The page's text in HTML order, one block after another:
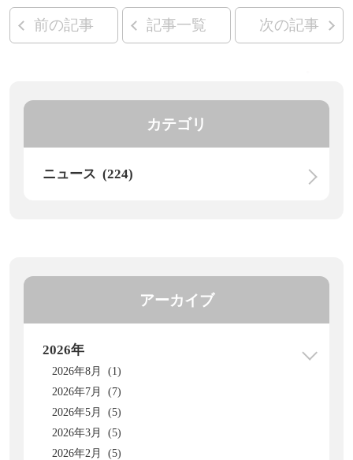
前の記事 記事一覧 次の記事
カテゴリ
ニュース (224)
アーカイブ
2026年
2026年8月 (1)
2026年7月 (7)
2026年5月 (5)
2026年3月 (5)
2026年2月 (5)